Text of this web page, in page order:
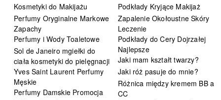
Kosmetyki do Makijażu
Perfumy Oryginalne Markowe
Zapachy
Perfumy i Wody Toaletowe
Sol de Janeiro mgiełki do
ciała kosmetyki do pielęgnacji
Yves Saint Laurent Perfumy
Męskie
Perfumy Damskie Promocja
Podkłady Kryjące Makijaż
Zapalenie Okołoustne Skóry
Leczenie
Podkłady do Cery Dojrzałej
Najlepsze
Jaki mam kształt twarzy?
Jaki róż pasuje do mnie?
Różnica między kremem BB a
CC